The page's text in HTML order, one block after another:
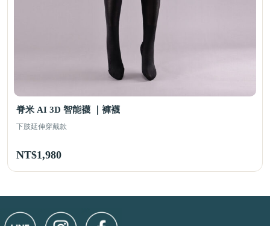
脊米 AI 3D 智能襪 ｜褲襪
下肢延伸穿戴款
NT$1,980